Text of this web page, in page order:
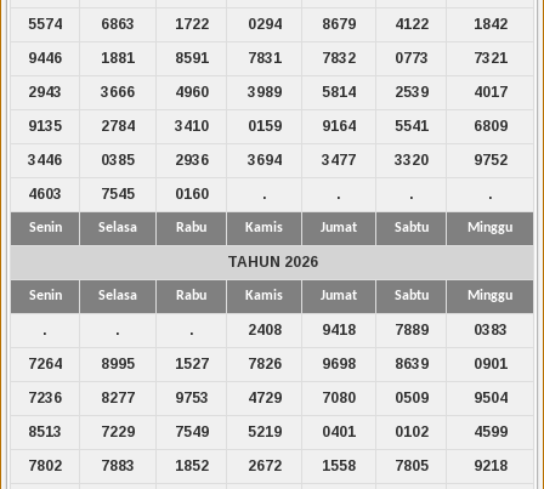
5574
6863 1722 0294 8679 4122
1842
9446
1881 8591 7831 7832 0773
7321
2943
3666 4960 3989 5814 2539
4017
9135
2784 3410 0159 9164 5541
6809
3446
0385 2936 3694 3477 3320
9752
4603
7545 0160 . . . .
Senin Selasa Rabu Kamis Jumat Sabtu Minggu
TAHUN 2026
Senin Selasa Rabu Kamis Jumat Sabtu Minggu
. . . 2408 9418 7889
0383
7264
8995 1527 7826 9698 8639
0901
7236
8277 9753 4729 7080 0509
9504
8513
7229 7549 5219 0401 0102
4599
7802
7883 1852 2672 1558 7805
9218